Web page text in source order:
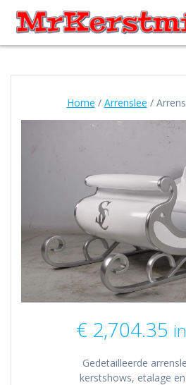
naar
de
Home / Arrenslee /
€ 2,704.35
Gedetailleerde
kerstshows, etalage